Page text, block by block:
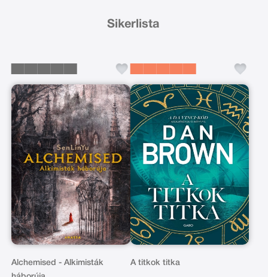
Sikerlista
Alchemised - Alkimisták
A titkok titka